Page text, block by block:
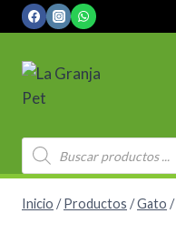
Saltar
al
contenido
Búsqueda
de
productos
Inicio / Productos /Gato /